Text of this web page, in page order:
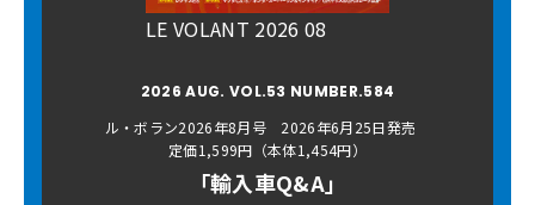
LE VOLANT 2026 08
2026 AUG. VOL.53 NUMBER.584
ル・ボラン2026年8月号 2026年6月25日発売
定価1,599円（本体1,454円）
「輸入車Q&A」